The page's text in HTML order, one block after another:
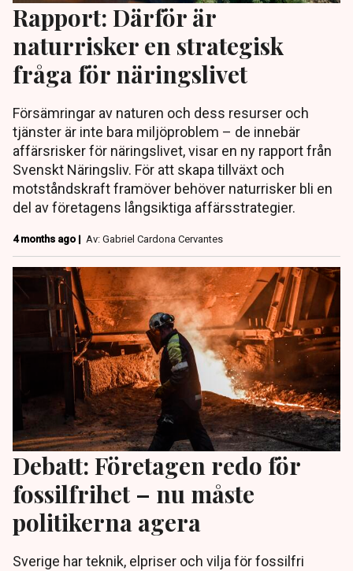
Rapport: Därför är
naturrisker en strategisk
fråga för näringslivet
Försämringar av naturen och dess resurser och
tjänster är inte bara miljöproblem – de innebär
affärsrisker för näringslivet, visar en ny rapport från
Svenskt Näringsliv. För att skapa tillväxt och
motståndskraft framöver behöver naturrisker bli en
del av företagens långsiktiga affärsstrategier.
4 months ago | Av: Gabriel Cardona Cervantes
Debatt: Företagen redo för
fossilfrihet – nu måste
politikerna agera
Sverige har teknik, elpriser och vilja för fossilfri